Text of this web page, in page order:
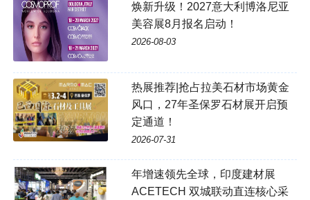
焕新升级！2027意大利博洛尼亚
美容展8月报名启动！
2026-08-03
热展推荐|抢占拉美石材市场黄金
风口，27年圣保罗石材展开启预
定通道！
2026-07-31
年增速领先全球，印度建材展
ACETECH 双城联动直连核心采